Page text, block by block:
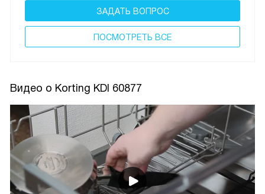
ЗАДАТЬ ВОПРОС
ПОCМОТРЕТЬ ВСЕ
Видео о Korting KDI 60877